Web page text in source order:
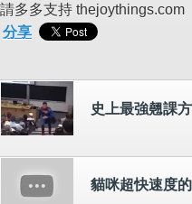
請多多支持 thejoythings.com
分享
史上最強翹課
貓咪超快速度